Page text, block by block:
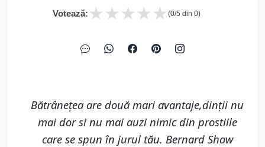
Votează: ★
★
★
★
★ (0/5 din 0)
Bătrânețea are două mari avantaje,dinții nu
mai dor si nu mai auzi nimic din prostiile
care se spun în jurul tău. Bernard Shaw